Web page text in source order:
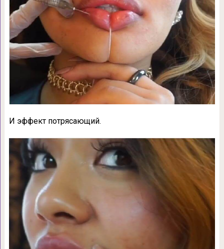
И эффект потрясающий.